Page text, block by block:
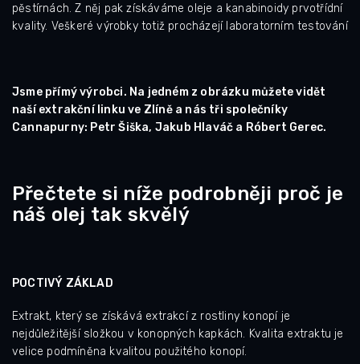
pěstírnách. Z něj pak získáváme oleje a kanabinoidy prvotřídní
kvality. Veškeré výrobky totiž procházejí laboratorním testování
Jsme přímý výrobci. Na jedném z obrázku můžete vidět
naší extrakční linku ve Zlíně a nás tři společníky
Cannapurny: Petr Šiška, Jakub Hlaváč a Róbert Gerec.
Přečtete si níže podrobněji proč je
náš olej tak skvělý
POCTIVÝ ZÁKLAD
Extrakt, který se získává extrakcí z rostliny konopí je
nejdůležitější složkou v konopných kapkách. Kvalita extraktu je
velice podmíněna kvalitou použitého konopí.